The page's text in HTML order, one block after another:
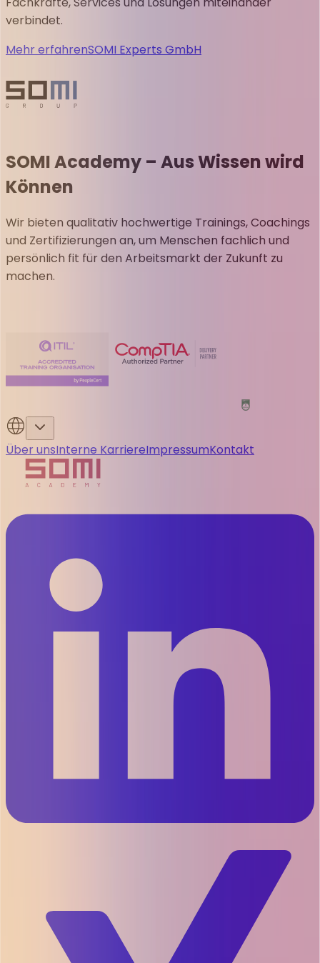
verbindet.
Mehr erfahrenSOMI Experts GmbH
SOMI Academy – Aus Wissen wird
Können
Wir bieten qualitativ hochwertige Trainings, Coachings
und Zertifizierungen an, um Menschen fachlich und
persönlich fit für den Arbeitsmarkt der Zukunft zu
machen.
Über unsInterne KarriereImpressumKontakt